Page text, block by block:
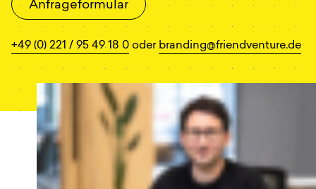
Anfrageformular
+49 (0) 221 / 95 49 18 0 oder branding@friendventure.de